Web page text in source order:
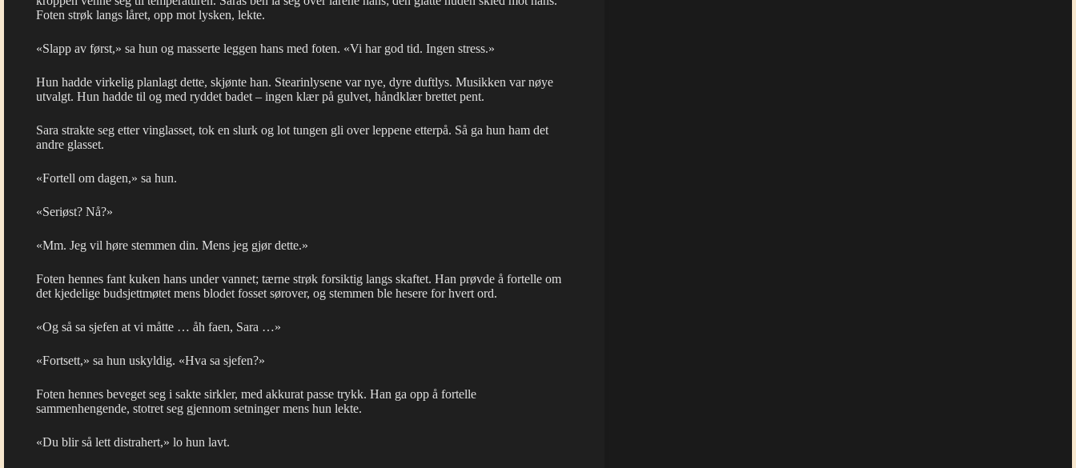
Foten strøk langs låret, opp mot lysken, lekte.
«Slapp av først,» sa hun og masserte leggen hans med foten. «Vi har god tid. Ingen stress.»
Hun hadde virkelig planlagt dette, skjønte han. Stearinlysene var nye, dyre duftlys. Musikken var nøye
utvalgt. Hun hadde til og med ryddet badet – ingen klær på gulvet, håndklær brettet pent.
Sara strakte seg etter vinglasset, tok en slurk og lot tungen gli over leppene etterpå. Så ga hun ham det
andre glasset.
«Fortell om dagen,» sa hun.
«Seriøst? Nå?»
«Mm. Jeg vil høre stemmen din. Mens jeg gjør dette.»
Foten hennes fant kuken hans under vannet; tærne strøk forsiktig langs skaftet. Han prøvde å fortelle om
det kjedelige budsjettmøtet mens blodet fosset sørover, og stemmen ble hesere for hvert ord.
«Og så sa sjefen at vi måtte … åh faen, Sara …»
«Fortsett,» sa hun uskyldig. «Hva sa sjefen?»
Foten hennes beveget seg i sakte sirkler, med akkurat passe trykk. Han ga opp å fortelle
sammenhengende, stotret seg gjennom setninger mens hun lekte.
«Du blir så lett distrahert,» lo hun lavt.